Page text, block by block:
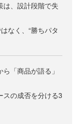
は、設計段階で失
なく、“勝ちパタ
「商品が語る」
スの成否を分ける3